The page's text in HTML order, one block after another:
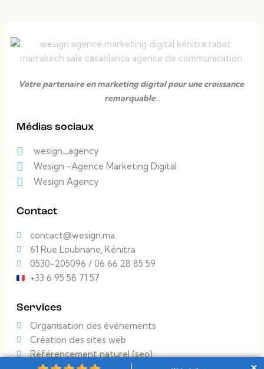
Votre partenaire en marketing digital pour une croissance
remarquable.
Médias sociaux
wesign_agency
Wesign -Agence Marketing Digital
Wesign Agency
Contact
contact@wesign.ma
61 Rue Loubnane, Kénitra
0530-205096 / 06 66 28 85 59
+33 6 95 58 71 57
Services
Organisation des événements
Création des sites web
Référencement naturel (seo)